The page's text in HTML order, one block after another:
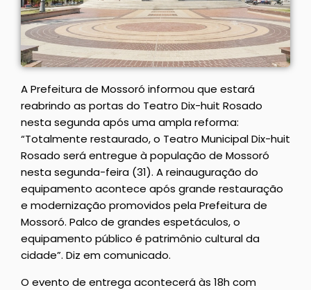
A Prefeitura de Mossoró informou que estará
reabrindo as portas do Teatro Dix-huit Rosado
nesta segunda após uma ampla reforma:
“Totalmente restaurado, o Teatro Municipal Dix-huit
Rosado será entregue à população de Mossoró
nesta segunda-feira (31). A reinauguração do
equipamento acontece após grande restauração
e modernização promovidos pela Prefeitura de
Mossoró. Palco de grandes espetáculos, o
equipamento público é patrimônio cultural da
cidade”. Diz em comunicado.
O evento de entrega acontecerá às 18h com